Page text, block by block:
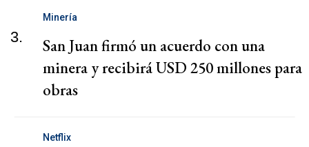
3.
Minería
San Juan firmó un acuerdo con una
minera y recibirá USD 250 millones para
obras
Netflix